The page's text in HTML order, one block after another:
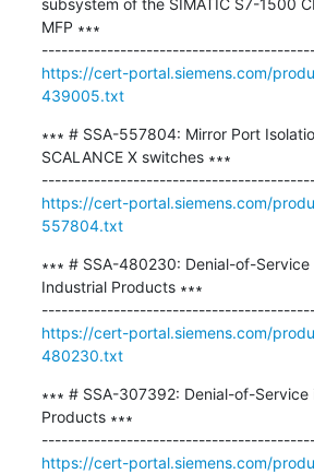
MFP ∗∗∗
https://cert-portal.siemens.com/
439005.txt
∗∗∗ # SSA-557804: Mirror Port
SCALANCE X switches ∗∗∗
https://cert-portal.siemens.com/
557804.txt
∗∗∗ # SSA-480230: Denial-of-
Industrial Products ∗∗∗
https://cert-portal.siemens.com/
480230.txt
∗∗∗ # SSA-307392: Denial-of-Service
Products ∗∗∗
https://cert-portal.siemens.com/